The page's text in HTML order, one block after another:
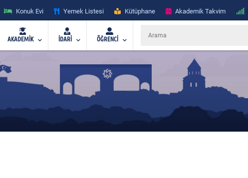
Konuk Evi Yemek Listesi Kütüphane Akademik Takvim
AKADEMİK İDARİ ÖĞRENCİ